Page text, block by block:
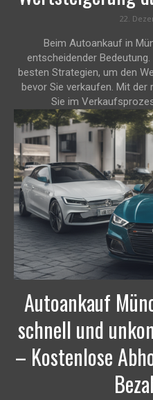
22.
Beim Autoankauf in
entscheidender
besten Strategien, um den
bevor Sie verkaufen. Mit der
Sie im
Autoankauf
schnell und
– Kostenlose